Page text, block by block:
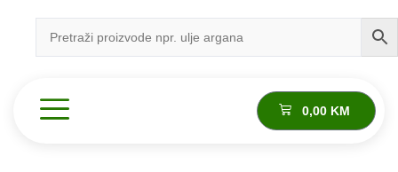
0,00 KM